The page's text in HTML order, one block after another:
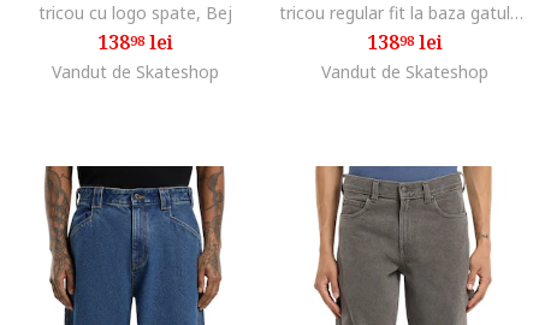
tricou cu logo spate, Bej
13898lei
Vandut de Skateshop
tricou regular fit la baza gatului din bumbac
13898lei
Vandut de Skateshop